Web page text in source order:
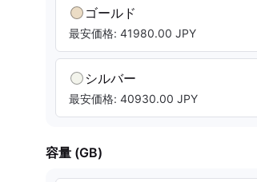
ゴールド
最安価格: 41980.00 JPY
シルバー
最安価格: 40930.00 JPY
容量 (GB)